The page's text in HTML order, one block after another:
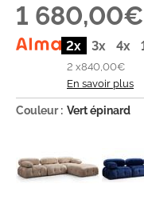
1 680,00€
2x 3x 4x
2 x840,00€
En savoir plus
Couleur : Vert épinard